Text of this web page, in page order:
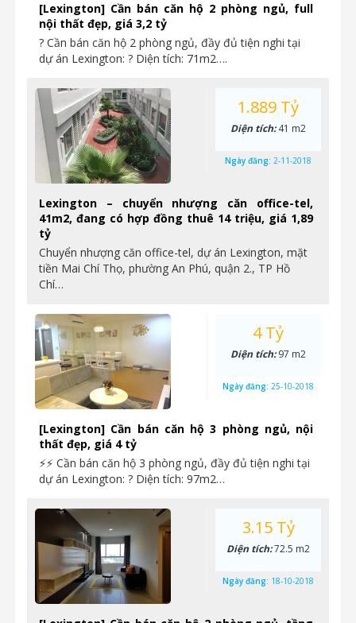
[Lexington] Cần bán căn hộ 2 phòng ngủ, full
nội thất đẹp, giá 3,2 tỷ
? Cần bán căn hộ 2 phòng ngủ, đầy đủ tiện nghi tại
dự án Lexington: ? Diện tích: 71m2….
Lexington – chuyển nhượng căn office-tel,
41m2, đang có hợp đồng thuê 14 triệu, giá 1,89
tỷ
Chuyển nhượng căn office-tel, dự án Lexington, mặt
tiền Mai Chí Thọ, phường An Phú, quận 2., TP Hồ
Chí…
1.889 Tỷ
Diện tích:41 m2
Ngày đăng: 2-11-2018
[Lexington] Cần bán căn hộ 3 phòng ngủ, nội
thất đẹp, giá 4 tỷ
⚡⚡ Cần bán căn hộ 3 phòng ngủ, đầy đủ tiện nghi tại
dự án Lexington: ? Diện tích: 97m2…
4 Tỷ
Diện tích:97 m2
Ngày đăng: 25-10-2018
3.15 Tỷ
Diện tích:72.5 m2
Ngày đăng: 18-10-2018